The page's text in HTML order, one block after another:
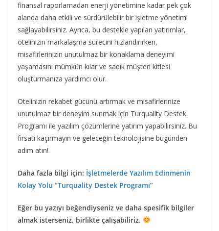
finansal raporlamadan enerji yönetimine kadar pek çok
alanda daha etkili ve sürdürülebilir bir işletme yönetimi
sağlayabilirsiniz. Ayrıca, bu destekle yapılan yatırımlar,
otelinizin markalaşma sürecini hızlandırırken,
misafirlerinizin unutulmaz bir konaklama deneyimi
yaşamasını mümkün kılar ve sadık müşteri kitlesi
oluşturmanıza yardımcı olur.
Otelinizin rekabet gücünü artırmak ve misafirlerinize
unutulmaz bir deneyim sunmak için Turquality Destek
Programı ile yazılım çözümlerine yatırım yapabilirsiniz. Bu
fırsatı kaçırmayın ve geleceğin teknolojisine bugünden
adım atın!
Daha fazla bilgi için: İşletmelerde Yazılım Edinmenin
Kolay Yolu “Turquality Destek Programı”
Eğer bu yazıyı beğendiyseniz ve daha spesifik bilgiler
almak isterseniz, birlikte çalışabiliriz.